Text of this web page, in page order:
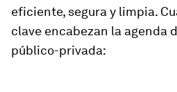
eficiente, segura y limpia.
clave encabezan la agenda
público-privada: